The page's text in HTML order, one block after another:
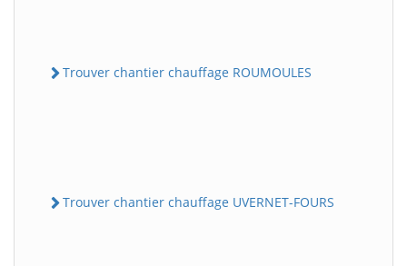
Trouver chantier chauffage ROUMOULES
Trouver chantier chauffage UVERNET-FOURS